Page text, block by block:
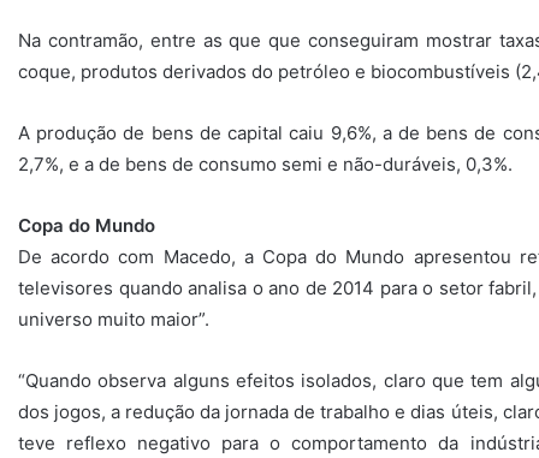
Na contramão, entre as que que conseguiram mostrar
coque, produtos derivados do petróleo e biocombustíveis
A produção de bens de capital caiu 9,6%, a de bens de
2,7%, e a de bens de consumo semi e não-duráveis, 0,3%.
Copa do Mundo
De acordo com Macedo, a Copa do Mundo apresentou
televisores quando analisa o ano de 2014 para o setor
universo muito maior”.
“Quando observa alguns efeitos isolados, claro que tem
dos jogos, a redução da jornada de trabalho e dias úteis,
teve reflexo negativo para o comportamento da